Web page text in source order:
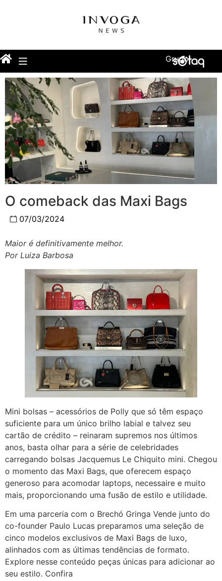
Grupo
O comeback das Maxi Bags
07/03/2024
Maior é definitivamente melhor.
Por Luiza Barbosa
Mini bolsas – acessórios de Polly que só têm espaço
suficiente para um único brilho labial e talvez seu
cartão de crédito – reinaram supremos nos últimos
anos, basta olhar para a série de celebridades
carregando bolsas Jacquemus Le Chiquito mini. Chegou
o momento das Maxi Bags, que oferecem espaço
generoso para acomodar laptops, necessaire e muito
mais, proporcionando uma fusão de estilo e utilidade.
Em uma parceria com o Brechó Gringa Vende junto do
co-founder Paulo Lucas preparamos uma seleção de
cinco modelos exclusivos de Maxi Bags de luxo,
alinhados com as últimas tendências de formato.
Explore nesse conteúdo peças únicas para adicionar ao
seu estilo. Confira